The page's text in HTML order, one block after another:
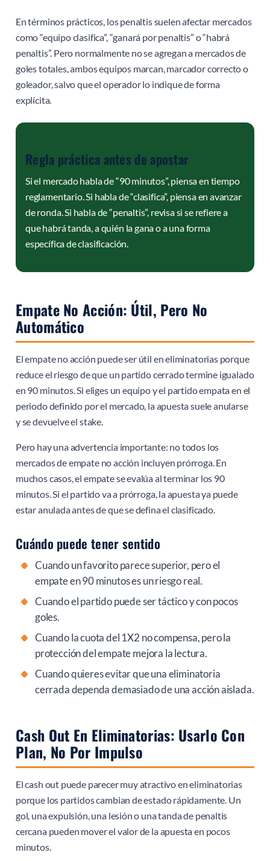
En términos prácticos, los penaltis suelen afectar mercados
como “equipo clasifica”, “ganará por penaltis” o “habrá
penaltis”. Pero normalmente no se agregan a mercados de
goles totales, ambos equipos marcan, marcador correcto o
goleador, salvo que el operador lo indique de forma
explícita.
Regla práctica antes de apostar
Si el mercado habla de “90 minutos”, piensa en tiempo
reglamentario. Si habla de “clasifica”, piensa en avanzar
de ronda. Si habla de “penaltis”, revisa si se refiere a
que habrá tanda, a quién la gana o a una forma
específica de clasificación.
Empate No Acción: Útil, Pero No
Automático
El empate no acción puede ser útil en eliminatorias porque
reduce el riesgo de que un partido cerrado termine igualado
en 90 minutos. Si eliges un equipo y el partido empata en el
periodo definido por el mercado, la apuesta suele anularse
y se devuelve el stake.
Pero hay una advertencia importante: no todos los
mercados de empate no acción incluyen prórroga. En
muchos casos, el empate se evalúa al terminar los 90
minutos. Si el partido va a prórroga, la apuesta ya puede
estar anulada antes de que se defina el clasificado.
Cuándo puede tener sentido
Cuando un favorito parece superior, pero el
empate en 90 minutos es un riesgo real.
Cuando el partido puede ser táctico y con pocos
goles.
Cuando la cuota del 1X2 no compensa, pero la
protección del empate mejora la lectura.
Cuando quieres evitar que una eliminatoria
cerrada dependa demasiado de una acción aislada.
Cash Out En Eliminatorias: Usarlo Con
Plan, No Por Impulso
El cash out puede parecer muy atractivo en eliminatorias
porque los partidos cambian de estado rápidamente. Un
gol, una expulsión, una lesión o una tanda de penaltis
cercana pueden mover el valor de la apuesta en pocos
minutos.